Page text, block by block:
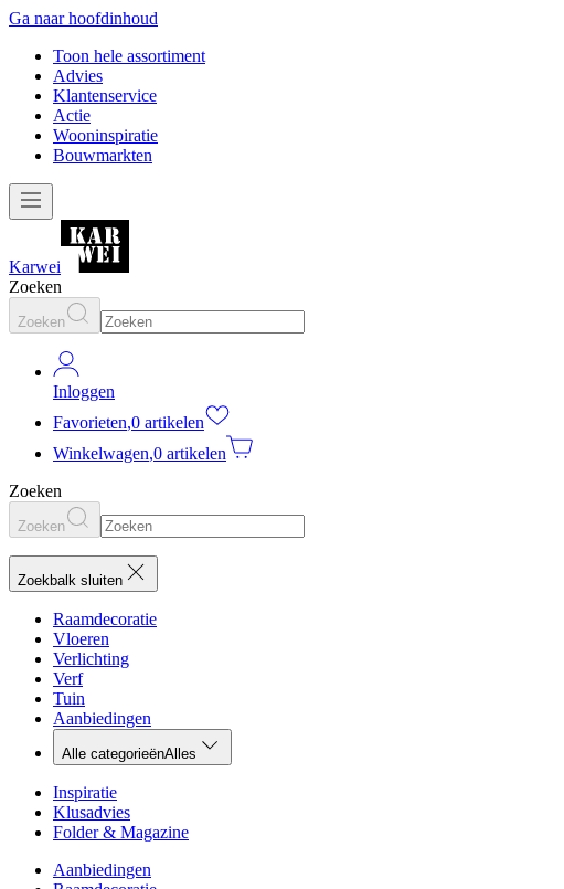
Ga naar hoofdinhoud
Toon hele assortiment
Advies
Klantenservice
Actie
Wooninspiratie
Bouwmarkten
Karwei
Zoeken
Zoeken
Inloggen
Favorieten,0 artikelen
Winkelwagen,0 artikelen
Zoeken
Zoeken
Zoekbalk sluiten
Raamdecoratie
Vloeren
Verlichting
Verf
Tuin
Aanbiedingen
Alle categorieënAlles
Inspiratie
Klusadvies
Folder & Magazine
Aanbiedingen